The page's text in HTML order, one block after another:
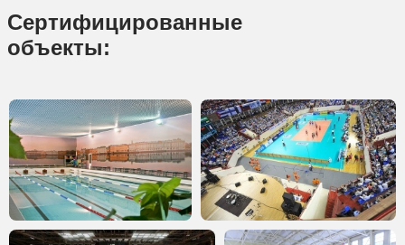
Сертифицированные
объекты: